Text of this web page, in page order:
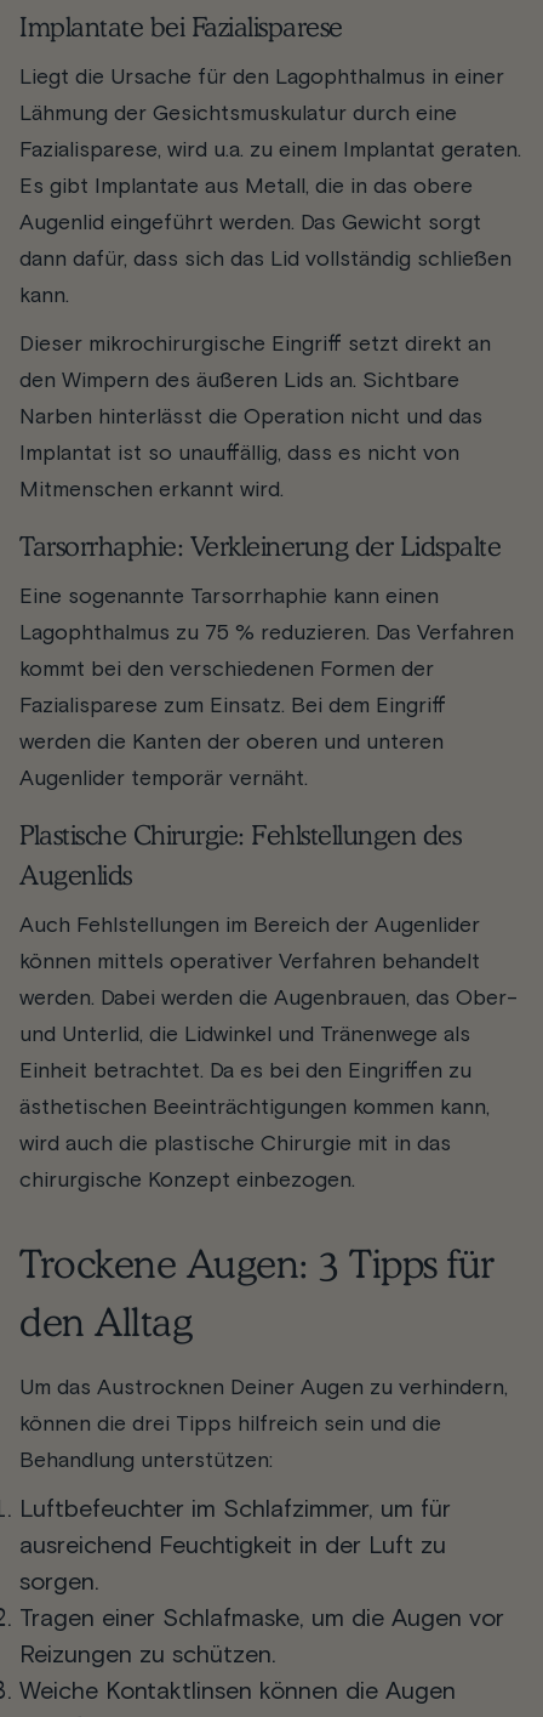
Implantate bei Fazialisparese
Liegt die Ursache für den Lagophthalmus in einer
Lähmung der Gesichtsmuskulatur durch eine
Fazialisparese, wird u.a. zu einem Implantat geraten.
Es gibt Implantate aus Metall, die in das obere
Augenlid eingeführt werden. Das Gewicht sorgt
dann dafür, dass sich das Lid vollständig schließen
kann.
Dieser mikrochirurgische Eingriff setzt direkt an
den Wimpern des äußeren Lids an. Sichtbare
Narben hinterlässt die Operation nicht und das
Implantat ist so unauffällig, dass es nicht von
Mitmenschen erkannt wird.
Tarsorrhaphie: Verkleinerung der Lidspalte
Eine sogenannte Tarsorrhaphie kann einen
Lagophthalmus zu 75 % reduzieren. Das Verfahren
kommt bei den verschiedenen Formen der
Fazialisparese zum Einsatz. Bei dem Eingriff
werden die Kanten der oberen und unteren
Augenlider temporär vernäht.
Plastische Chirurgie: Fehlstellungen des
Augenlids
Auch Fehlstellungen im Bereich der Augenlider
können mittels operativer Verfahren behandelt
werden. Dabei werden die Augenbrauen, das Ober-
und Unterlid, die Lidwinkel und Tränenwege als
Einheit betrachtet. Da es bei den Eingriffen zu
ästhetischen Beeinträchtigungen kommen kann,
wird auch die plastische Chirurgie mit in das
chirurgische Konzept einbezogen.
Trockene Augen: 3 Tipps für
den Alltag
Um das Austrocknen Deiner Augen zu verhindern,
können die drei Tipps hilfreich sein und die
Behandlung unterstützen:
Luftbefeuchter im Schlafzimmer, um für
ausreichend Feuchtigkeit in der Luft zu
sorgen.
Tragen einer Schlafmaske, um die Augen vor
Reizungen zu schützen.
Weiche Kontaktlinsen können die Augen